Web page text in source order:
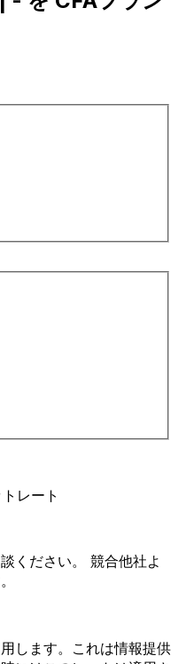
レート
ください。 競合他社よ
します。これは情報提供